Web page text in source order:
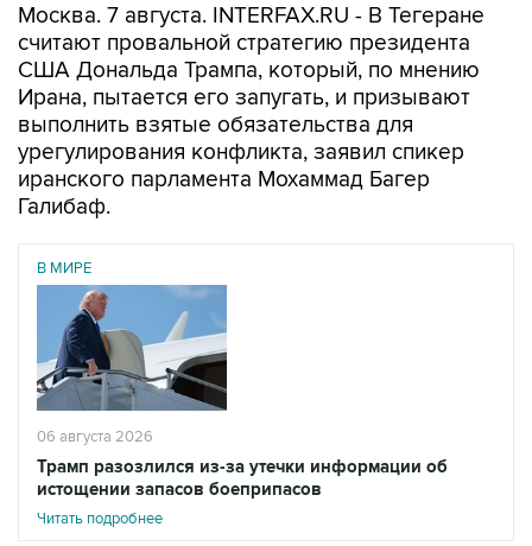
Москва. 7 августа. INTERFAX.RU - В Тегеране
считают провальной стратегию президента
США Дональда Трампа, который, по мнению
Ирана, пытается его запугать, и призывают
выполнить взятые обязательства для
урегулирования конфликта, заявил спикер
иранского парламента Мохаммад Багер
Галибаф.
В МИРЕ
06 августа 2026
Трамп разозлился из-за утечки информации об
истощении запасов боеприпасов
Читать подробнее